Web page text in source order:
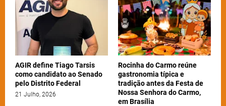
AGIR define Tiago Tarsis
como candidato ao Senado
pelo Distrito Federal
21 Julho, 2026
Rocinha do Carmo reúne
gastronomia típica e
tradição antes da Festa de
Nossa Senhora do Carmo,
em Brasília